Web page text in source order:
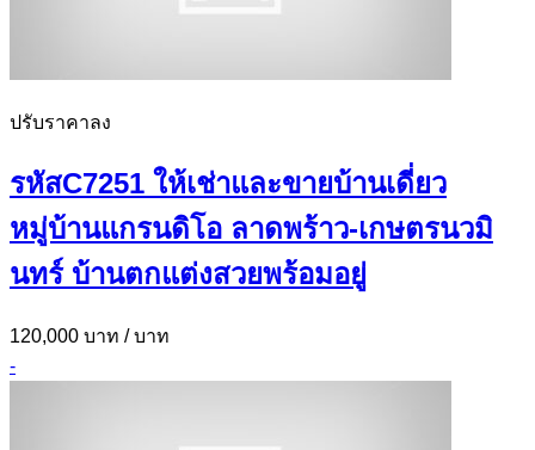
ปรับราคาลง
รหัสC7251 ให้เช่าและขายบ้านเดี่ยว
หมู่บ้านแกรนดิโอ ลาดพร้าว-เกษตรนวมิ
นทร์ บ้านตกแต่งสวยพร้อมอยู่
120,000 บาท / บาท
-